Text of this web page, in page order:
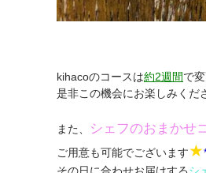
kihacoのコースは約2週間で
是非この機会にお楽しみくだ
また、 シェフのおまかせ
ご用意も可能でございます★